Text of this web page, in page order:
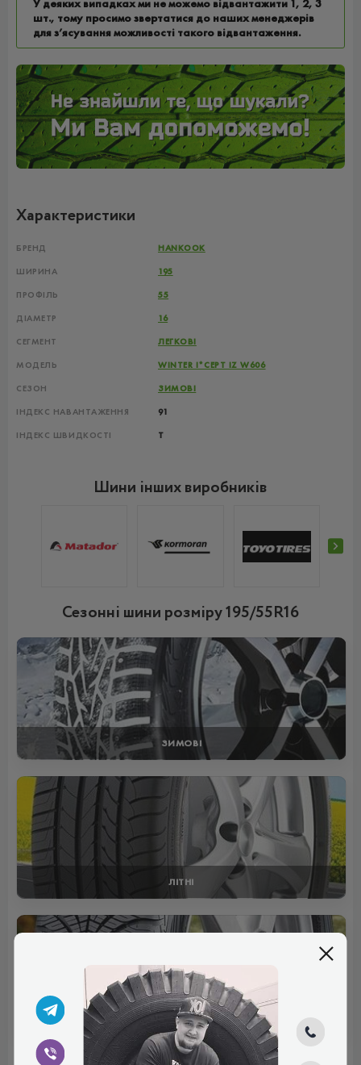
У деяких випадках ми не можемо відвантажити 1, 2, 3
шт., тому просимо звертатися до наших менеджерів
для з’ясування можливості такого відвантаження.
Характеристики
БРЕНД HANKOOK
ШИРИНА 195
ПРОФІЛЬ 55
ДІАМЕТР 16
СЕГМЕНТ ЛЕГКОВІ
МОДЕЛЬ WINTER I*CEPT IZ W606
СЕЗОН ЗИМОВІ
ІНДЕКС НАВАНТАЖЕННЯ 91
ІНДЕКС ШВИДКОСТІ T
Шини інших виробників
Сезонні шини розміру 195/55R16
ЗИМОВІ
ЛІТНІ
ВСЕСЕЗОННІ